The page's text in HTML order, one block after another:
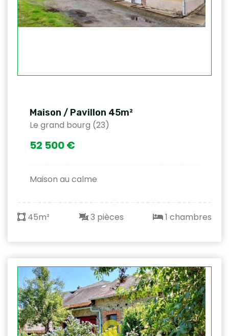
Maison / Pavillon 45m²
Le grand bourg (23)
52 500 €
Maison au calme
45m² 3 pièces 1 chambres